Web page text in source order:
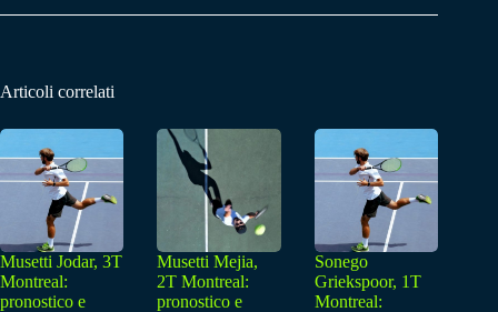
Articoli correlati
Musetti Jodar, 3T
Montreal:
pronostico e
Musetti Mejia,
2T Montreal:
pronostico e
Sonego
Griekspoor, 1T
Montreal: